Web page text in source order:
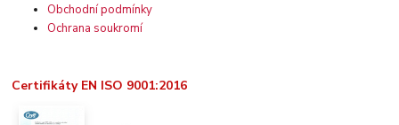
Obchodní podmínky
Ochrana soukromí
Certifikáty EN ISO 9001:2016